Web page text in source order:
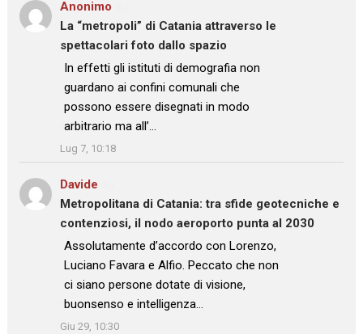
Anonimo
La “metropoli” di Catania attraverso le
spettacolari foto dallo spazio
: “
In effetti gli istituti di demografia non
guardano ai confini comunali che
possono essere disegnati in modo
arbitrario ma all’…
”
Lug 7, 10:18
Davide
Metropolitana di Catania: tra sfide geotecniche e
contenziosi, il nodo aeroporto punta al 2030
: “
Assolutamente d’accordo con Lorenzo,
Luciano Favara e Alfio. Peccato che non
ci siano persone dotate di visione,
buonsenso e intelligenza…
”
Giu 29, 10:30